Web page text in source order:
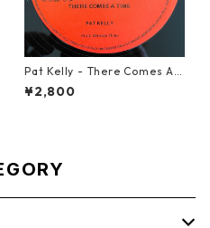
Pat Kelly - There Comes A T
ime【12-50057】
¥2,800